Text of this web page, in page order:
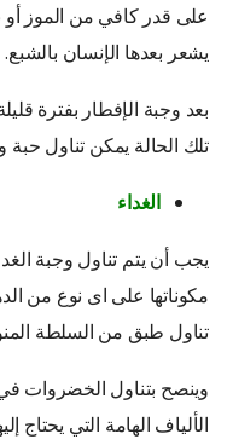
على قدر كافي من الموز أو
يشعر بعدها الإنسان بالشبع.
بعد وجبة الإفطار بفترة
تلك الحالة يمكن تناول حبة
الغداء
يجب أن يتم تناول وجبة
مكوناتها على اى نوع من
تناول طبق من السلطة
وينصح بتناول الخضروات في
الألياف الهامة التي يحتاج